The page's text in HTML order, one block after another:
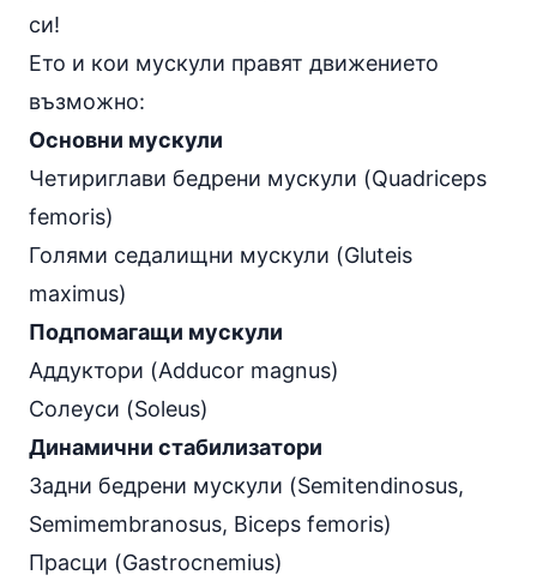
си!
Ето и кои мускули правят движението
възможно:
Основни мускули
Четириглави бедрени мускули (Quadriceps
femoris)
Голями седалищни мускули (Gluteis
maximus)
Подпомагащи мускули
Аддуктори (Adducor magnus)
Солеуси (Soleus)
Динамични стабилизатори
Задни бедрени мускули (Semitendinosus,
Semimembranosus, Biceps femoris)
Прасци (Gastrocnemius)